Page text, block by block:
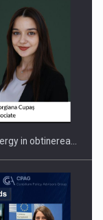
ON THE
in obtinerea…